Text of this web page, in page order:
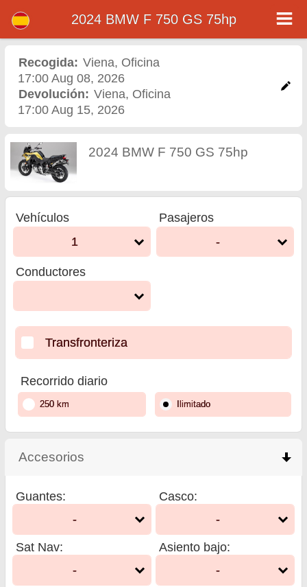
2024 BMW F 750 GS 75hp
- Alquiler de motos en
Viena
2024 BMW F 750 GS 75hp
Recogida: Viena, Oficina
17:00 Aug 08, 2026
Devolución: Viena, Oficina
17:00 Aug 15, 2026
2024 BMW F 750 GS 75hp
Vehículos
1
Pasajeros
-
Conductores
Transfronteriza
Recorrido diario
250 km Ilimitado
Accesorios
Guantes:
-
Casco:
-
Sat Nav:
-
Asiento bajo:
-